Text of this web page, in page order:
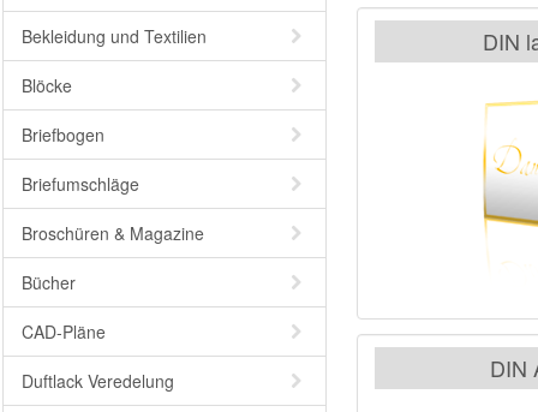
Bekleidung und Textilien
Blöcke
Briefbogen
Briefumschläge
Broschüren & Magazine
Bücher
CAD-Pläne
Duftlack Veredelung
DIN
DIN